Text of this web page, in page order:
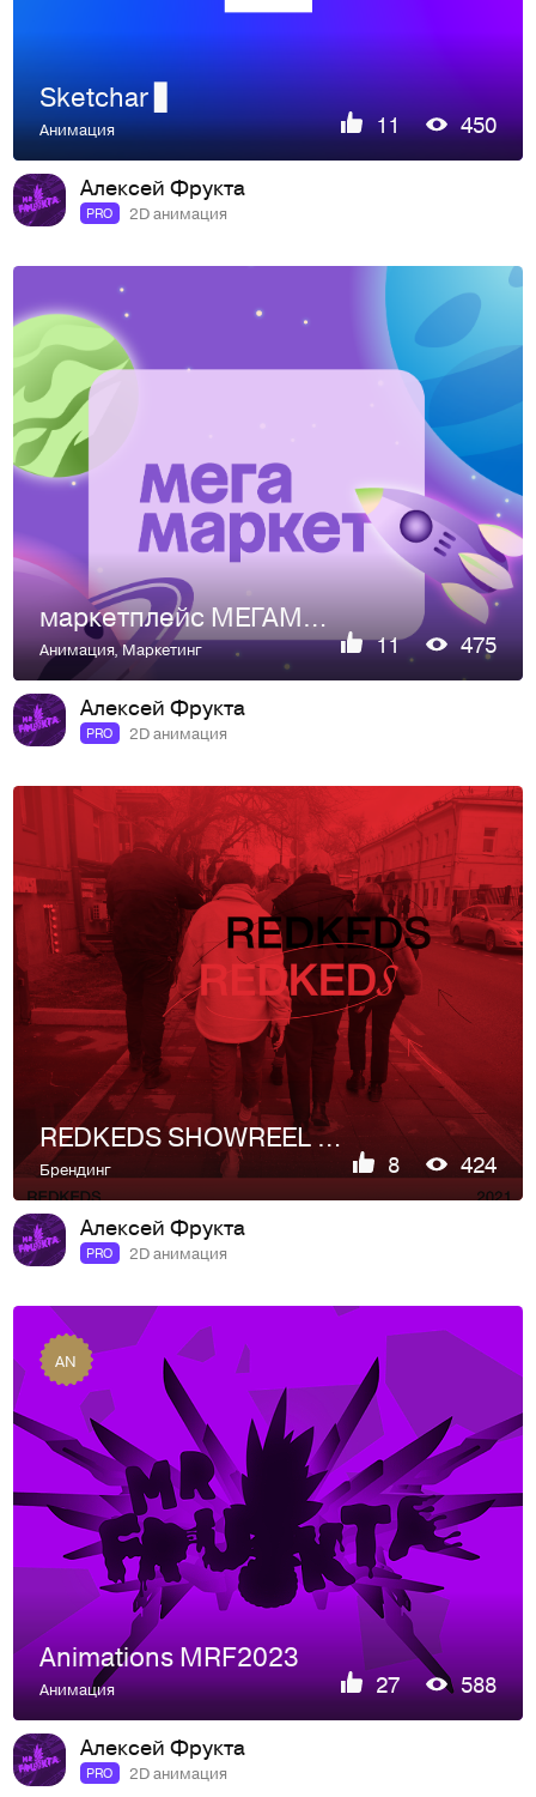
Sketchar ▋
Анимация 11 450
Алексей Фрукта
PRO 2D анимация
маркетплейс МЕГАМАРКЕТ
Анимация,Маркетинг 11 475
Алексей Фрукта
PRO 2D анимация
REDKEDS SHOWREEL 2021
Брендинг 8 424
Алексей Фрукта
PRO 2D анимация
AN
Animations MRF2023
Анимация 27 588
Алексей Фрукта
PRO 2D анимация